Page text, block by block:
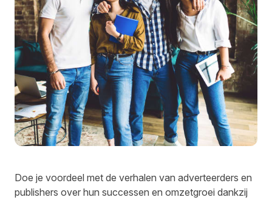
Doe je voordeel met de verhalen van adverteerders en
publishers over hun successen en omzetgroei dankzij